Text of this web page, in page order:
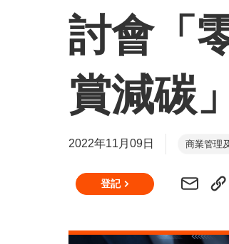
討會「
賞減碳」
2022年11月09日 商業管理
登記